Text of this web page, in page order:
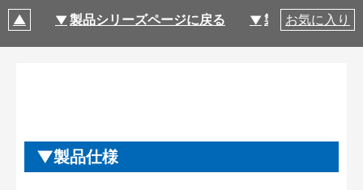
製品シリーズページに戻る 製品仕様
お気に入り
製品仕様